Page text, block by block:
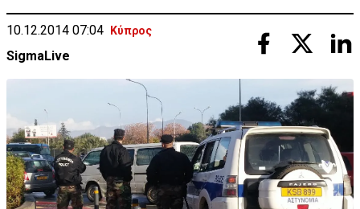
10.12.2014 07:04 Κύπρος
SigmaLive